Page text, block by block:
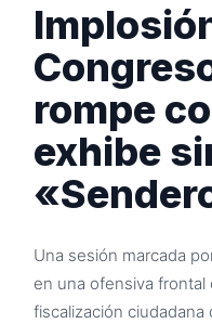
rompe
exhibe
Una sesión marcada
en una ofensiva
fiscalización